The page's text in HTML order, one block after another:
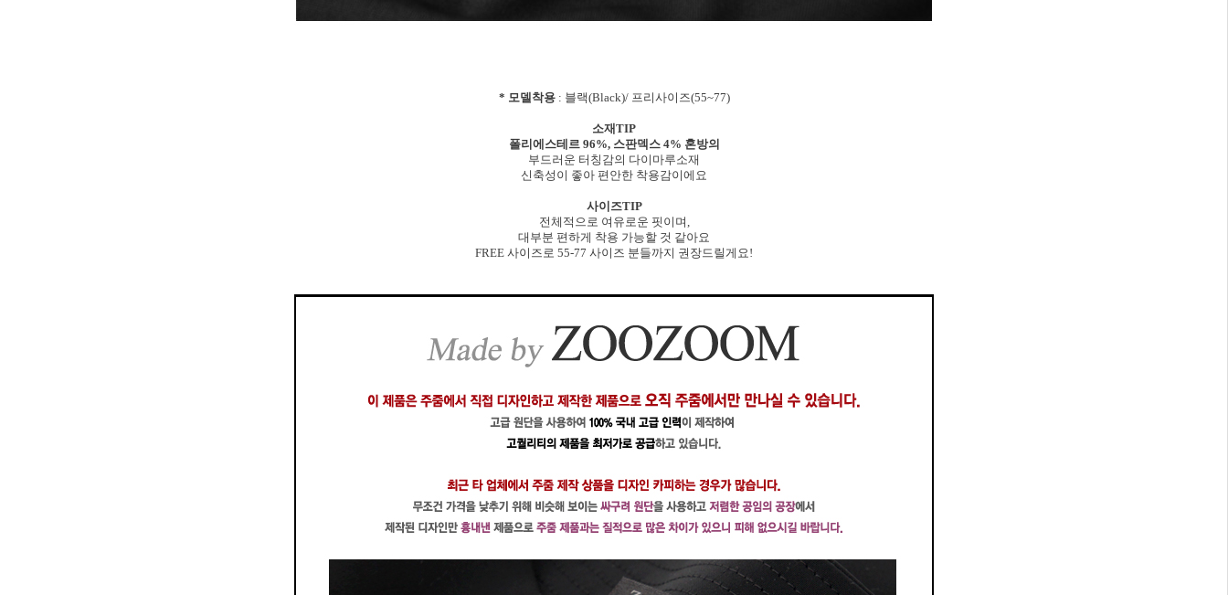
* 모델착용: 블랙(Black)/ 프리사이즈(55~77)
소재TIP
폴리에스테르 96%, 스판덱스 4% 혼방의
부드러운 터칭감의 다이마루소재
신축성이 좋아 편안한 착용감이에요
사이즈TIP
전체적으로 여유로운 핏이며,
대부분 편하게 착용 가능할 것 같아요
FREE 사이즈로 55-77 사이즈 분들까지 권장드릴게요!